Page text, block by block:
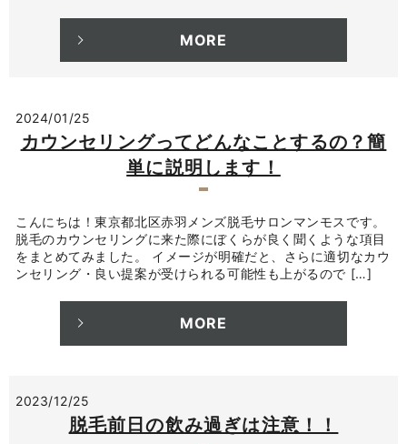
MORE
2024/01/25
カウンセリングってどんなことするの？簡
単に説明します！
こんにちは！東京都北区赤羽メンズ脱毛サロンマンモスです。
脱毛のカウンセリングに来た際にぼくらが良く聞くような項目
をまとめてみました。 イメージが明確だと、さらに適切なカウ
ンセリング・良い提案が受けられる可能性も上がるので […]
MORE
2023/12/25
脱毛前日の飲み過ぎは注意！！